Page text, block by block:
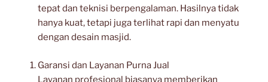
tepat dan teknisi berpengalaman. Hasilnya tidak
hanya kuat, tetapi juga terlihat rapi dan menyatu
dengan desain masjid.
Garansi dan Layanan Purna Jual
Layanan profesional biasanya memberikan